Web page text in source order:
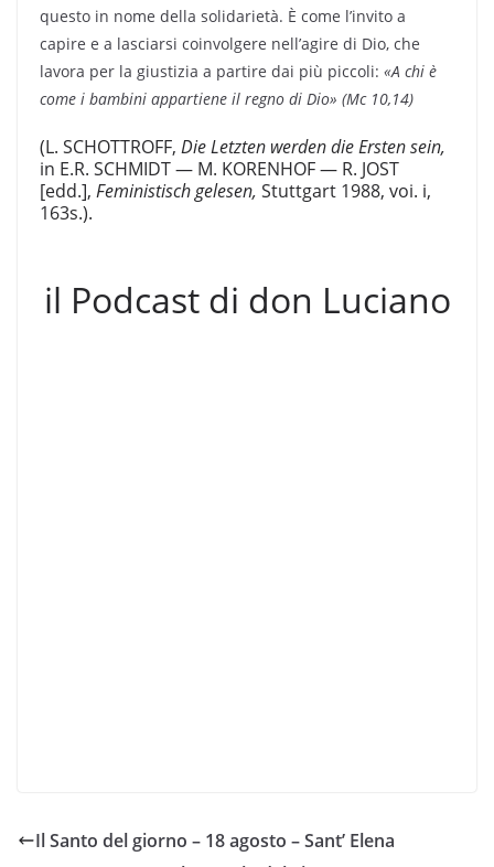
questo in nome della solidarietà. È come l’invito a
capire e a la­sciarsi coinvolgere nell’agire di Dio, che
lavora per la giustizia a partire dai più piccoli: «A chi è
come i bambini appartiene il re­gno di Dio» (Mc 10,14)
(L. SCHOTTROFF, Die Letzten werden die Ersten sein,
in E.R. SCHMIDT — M. KORENHOF — R. JOST
[edd.], Feministisch gelesen, Stuttgart 1988, voi. i,
163s.).
il Podcast di don Luciano
Il Santo del giorno – 18 agosto – Sant’ Elena